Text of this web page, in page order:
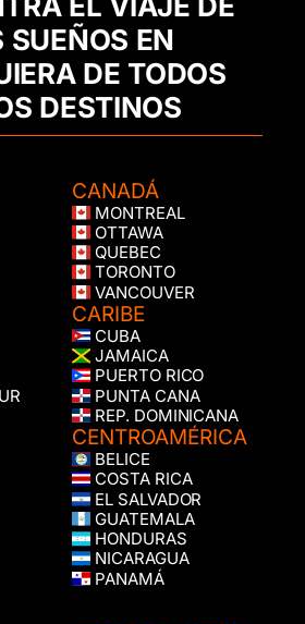
SUEÑOS EN
DE TODOS
DESTINOS
CANADÁ
MONTREAL
OTTAWA
QUEBEC
TORONTO
VANCOUVER
CARIBE
CUBA
JAMAICA
PUERTO RICO
PUNTA CANA
REP. DOMINICANA
CENTROAMÉRICA
BELICE
COSTA RICA
EL SALVADOR
GUATEMALA
HONDURAS
NICARAGUA
PANAMÁ